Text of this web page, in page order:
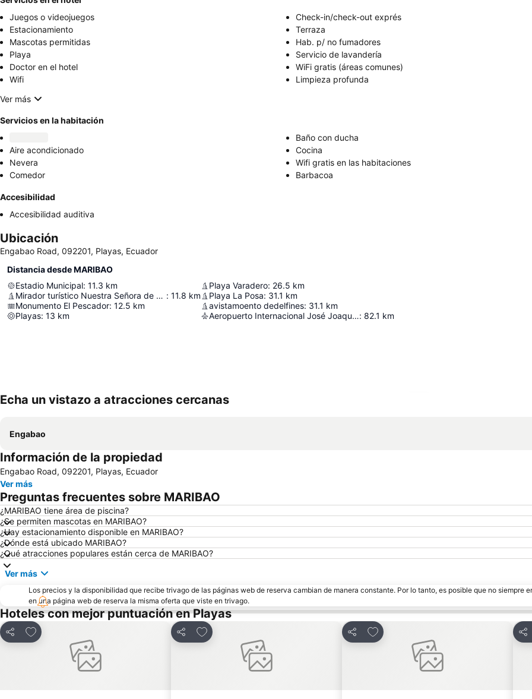
Juegos o videojuegos
Check-in/check-out exprés
Estacionamiento
Terraza
Mascotas permitidas
Hab. p/ no fumadores
Playa
Servicio de lavandería
Doctor en el hotel
WiFi gratis (áreas comunes)
Wifi
Limpieza profunda
Ver más
Servicios en la habitación
Baño con ducha
Aire acondicionado
Cocina
Nevera
Wifi gratis en las habitaciones
Comedor
Barbacoa
Accesibilidad
Accesibilidad auditiva
Ubicación
Engabao Road, 092201, Playas, Ecuador
Distancia desde MARIBAO
Estadio Municipal: 11.3 km
Mirador turístico Nuestra Señora de La Merced : 11.8 km
Monumento El Pescador: 12.5 km
Playas: 13 km
Playa Varadero: 26.5 km
Playa La Posa: 31.1 km
avistamoento dedelfines: 31.1 km
Aeropuerto Internacional José Joaquín De Olmedo: 82.1 km
Echa un vistazo a atracciones cercanas
Engabao
Información de la propiedad
Engabao Road, 092201, Playas, Ecuador
Ver más
Preguntas frecuentes sobre MARIBAO
¿MARIBAO tiene área de piscina?
¿Se permiten mascotas en MARIBAO?
¿Hay estacionamiento disponible en MARIBAO?
¿Dónde está ubicado MARIBAO?
¿Qué atracciones populares están cerca de MARIBAO?
Ver más
Los precios y la disponibilidad que recibe trivago de las páginas web de reserva cambian de manera constante. Por lo tanto, es posible que no siempre
en una página web de reserva la misma oferta que viste en trivago.
Hoteles con mejor puntuación en Playas
Compartir
Agregar a favoritos
Compartir
Agregar a favoritos
Compartir
Agregar a favoritos